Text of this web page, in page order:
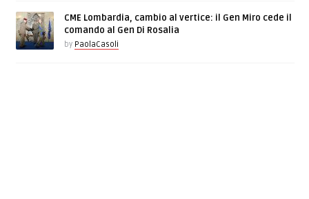
CME Lombardia, cambio al vertice: il Gen Miro cede il
comando al Gen Di Rosalia
by PaolaCasoli